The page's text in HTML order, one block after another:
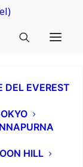
EVEREST
HILL